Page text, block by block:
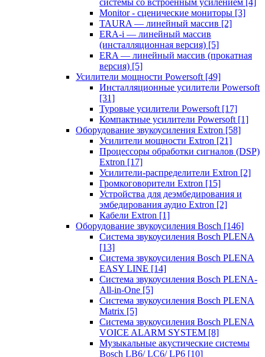
системы со встроенным усилением [4]
Monitor - сценические мониторы [3]
TAURA — линейный массив [2]
ERA-i — линейный массив
(инсталляционная версия) [5]
ERA — линейный массив (прокатная
версия) [5]
Усилители мощности Powersoft [49]
Инсталляционные усилители Powersoft
[31]
Туровые усилители Powersoft [17]
Компактные усилители Powersoft [1]
Оборудование звукоусиления Extron [58]
Усилители мощности Extron [21]
Процессоры обработки сигналов (DSP)
Extron [17]
Усилители-распределители Extron [2]
Громкоговорители Extron [15]
Устройства для деэмбедирования и
эмбедирования аудио Extron [2]
Кабели Extron [1]
Оборудование звукоусиления Bosch [146]
Система звукоусиления Bosch PLENA
[13]
Система звукоусиления Bosch PLENA
EASY LINE [14]
Система звукоусиления Bosch PLENA-
All-in-One [5]
Система звукоусиления Bosch PLENA
Matrix [5]
Система звукоусиления Bosch PLENA
VOICE ALARM SYSTEM [8]
Музыкальные акустические системы
Bosch LB6/ LC6/ LP6 [10]